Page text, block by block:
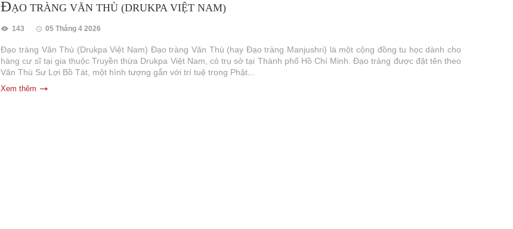
ĐẠO TRÀNG VĂN THÙ (DRUKPA VIỆT NAM)
143 05 Tháng 4 2026
Đạo tràng Văn Thù (Drukpa Việt Nam) Đạo tràng Văn Thù (hay Đạo tràng Manjushri) là một cộng đồng tu học dành cho
hàng cư sĩ tại gia thuộc Truyền thừa Drukpa Việt Nam, có trụ sở tại Thành phố Hồ Chí Minh. Đạo tràng được đặt tên theo
Văn Thù Sư Lợi Bồ Tát, một hình tượng gắn với trí tuệ trong Phật...
Xem thêm